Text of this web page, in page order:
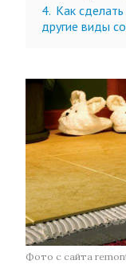
4. Как
другие виды
Фото с сайта